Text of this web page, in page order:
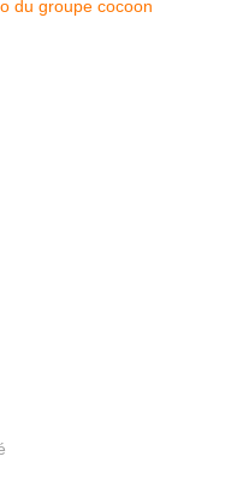
du groupe cocoon